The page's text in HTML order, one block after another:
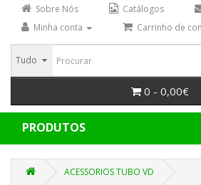
Sobre Nós Catálogos
Minha conta
Carrinho de
Tudo
0 - 0,00€
PRODUTOS
ACESSORIOS TUBO VD